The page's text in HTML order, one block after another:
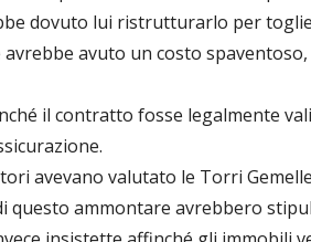
dovuto lui ristrutturarlo per
avuto un costo
il contratto fosse legalmente
avevano valutato le Torri
questo ammontare avrebbero